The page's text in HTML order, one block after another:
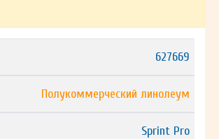
627669
Полукоммерческий линолеум
Sprint Pro